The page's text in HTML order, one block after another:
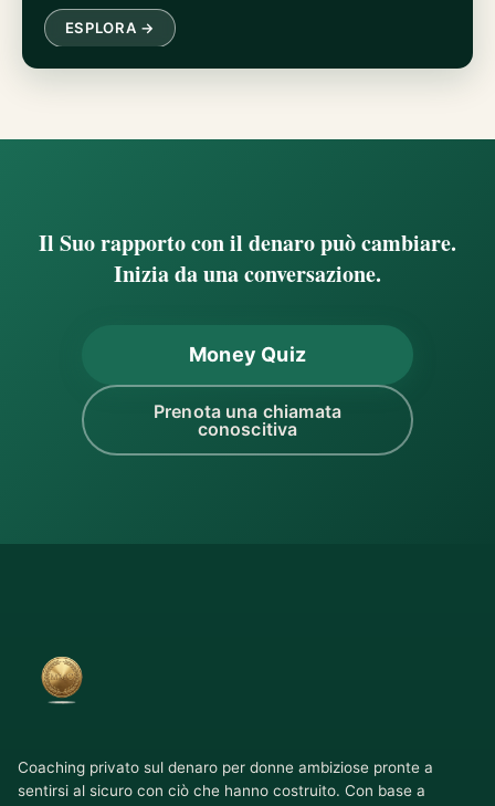
ESPLORA →
Il Suo rapporto con il denaro può cambiare.
Inizia da una conversazione.
Money Quiz
Prenota una chiamata
conoscitiva
Coaching privato sul denaro per donne ambiziose pronte a
sentirsi al sicuro con ciò che hanno costruito. Con base a